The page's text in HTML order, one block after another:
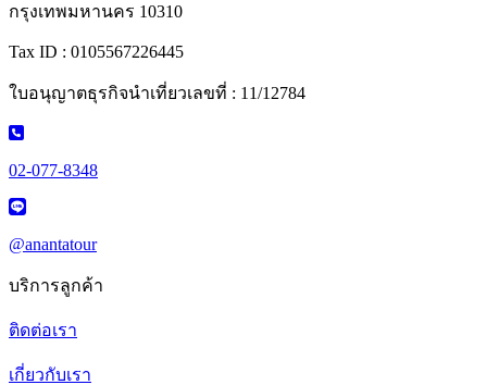
กรุงเทพมหานคร 10310
Tax ID : 0105567226445
ใบอนุญาตธุรกิจนำเที่ยวเลขที่ : 11/12784
02-077-8348
@anantatour
บริการลูกค้า
ติดต่อเรา
เกี่ยวกับเรา